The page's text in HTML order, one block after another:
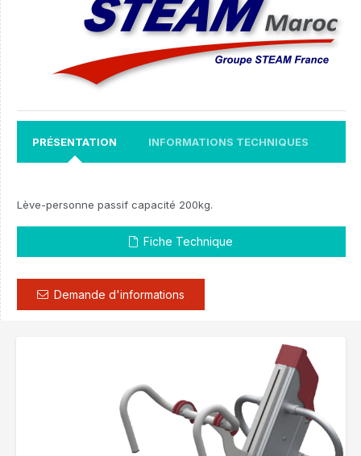
PRÉSENTATION INFORMATIONS TECHNIQUES
Lève-personne passif capacité 200kg.
Fiche Technique
Demande d'informations